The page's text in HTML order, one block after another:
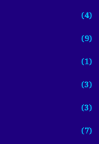
(4)
(9)
(1)
(3)
(3)
(7)